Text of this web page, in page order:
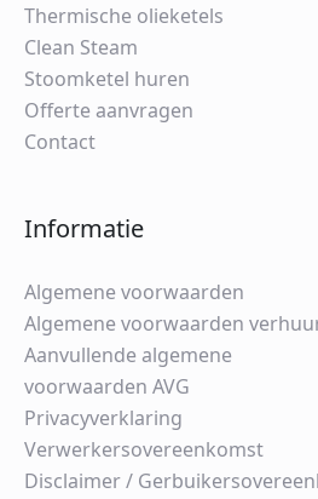
Thermische olieketels
Clean Steam
Stoomketel huren
Offerte aanvragen
Contact
Informatie
Algemene voorwaarden
Algemene voorwaarden
Aanvullende algemene
voorwaarden AVG
Privacyverklaring
Verwerkersovereenkomst
Disclaimer /